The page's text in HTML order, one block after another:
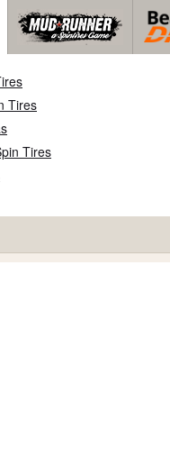
Tires
Tires